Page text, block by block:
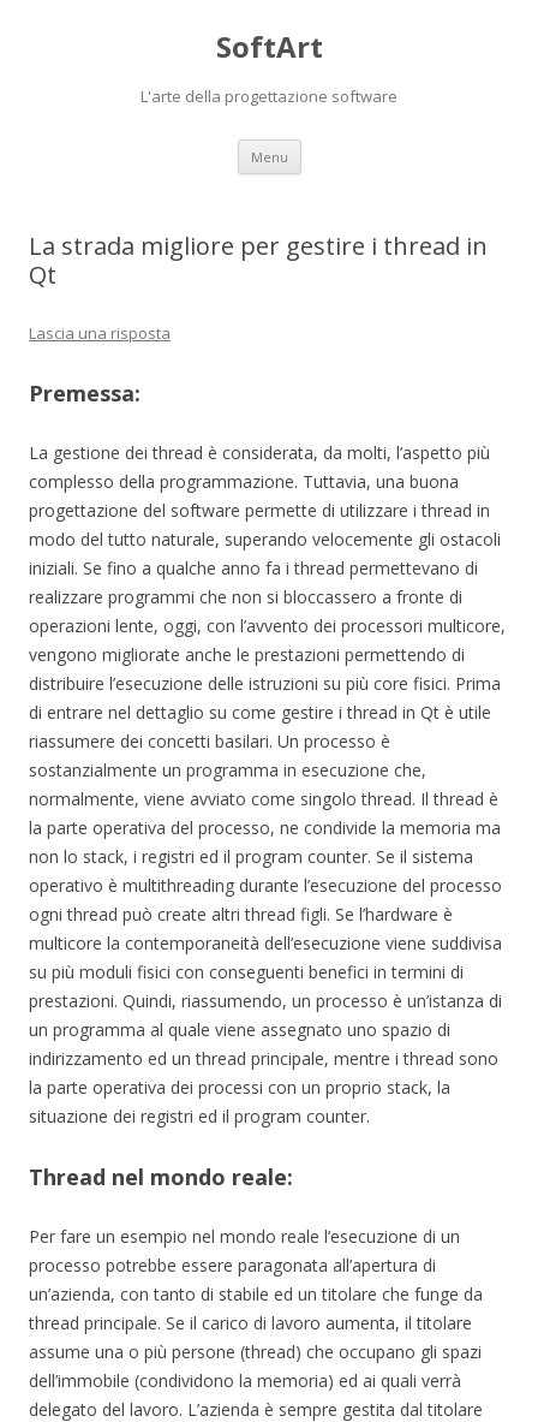
SoftArt
L'arte della progettazione software
Menu Vai
contenuto
La strada migliore per gestire i thread in
Qt
Lascia una risposta
Premessa:
La gestione dei thread è considerata, da molti, l’aspetto più
complesso della programmazione. Tuttavia, una buona
progettazione del software permette di utilizzare i thread in
modo del tutto naturale, superando velocemente gli ostacoli
iniziali. Se fino a qualche anno fa i thread permettevano di
realizzare programmi che non si bloccassero a fronte di
operazioni lente, oggi, con l’avvento dei processori multicore,
vengono migliorate anche le prestazioni permettendo di
distribuire l’esecuzione delle istruzioni su più core fisici. Prima
di entrare nel dettaglio su come gestire i thread in Qt è utile
riassumere dei concetti basilari. Un processo è
sostanzialmente un programma in esecuzione che,
normalmente, viene avviato come singolo thread. Il thread è
la parte operativa del processo, ne condivide la memoria ma
non lo stack, i registri ed il program counter. Se il sistema
operativo è multithreading durante l’esecuzione del processo
ogni thread può create altri thread figli. Se l’hardware è
multicore la contemporaneità dell’esecuzione viene suddivisa
su più moduli fisici con conseguenti benefici in termini di
prestazioni. Quindi, riassumendo, un processo è un’istanza di
un programma al quale viene assegnato uno spazio di
indirizzamento ed un thread principale, mentre i thread sono
la parte operativa dei processi con un proprio stack, la
situazione dei registri ed il program counter.
Thread nel mondo reale:
Per fare un esempio nel mondo reale l’esecuzione di un
processo potrebbe essere paragonata all’apertura di
un’azienda, con tanto di stabile ed un titolare che funge da
thread principale. Se il carico di lavoro aumenta, il titolare
assume una o più persone (thread) che occupano gli spazi
dell’immobile (condividono la memoria) ed ai quali verrà
delegato del lavoro. L’azienda è sempre gestita dal titolare